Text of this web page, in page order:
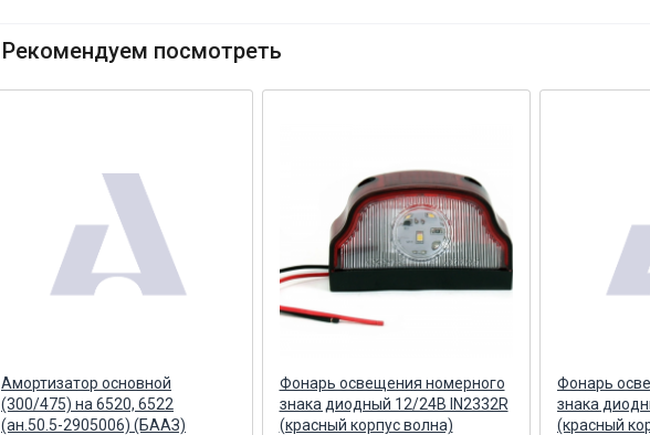
Рекомендуем посмотреть
Амортизатор основной
(300/475) на 6520, 6522
(ан.50.5-2905006) (БААЗ)
Фонарь освещения номерного
знака диодный 12/24В IN2332R
(красный корпус волна)
Фонарь
знака
(красный